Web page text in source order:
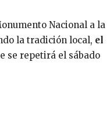
Nacional a la
la tradición local, el
se repetirá el sábado